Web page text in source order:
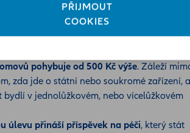
380 Kč za den.
však mohou účtovat další poplatky za
pohybuje od 500 Kč výše. Záleží
zda jde o státní nebo soukromé zařízení, a
bydlí v jednolůžkovém, nebo vícelůžkovém
úlevu přináší příspěvek na péči, který stát
PŘIJMOUT
COOKIES